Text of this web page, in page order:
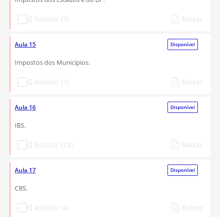
Aula 15 Disponível
Impostos dos Municípios.
Aula 16 Disponível
IBS.
Aula 17 Disponível
CBS.